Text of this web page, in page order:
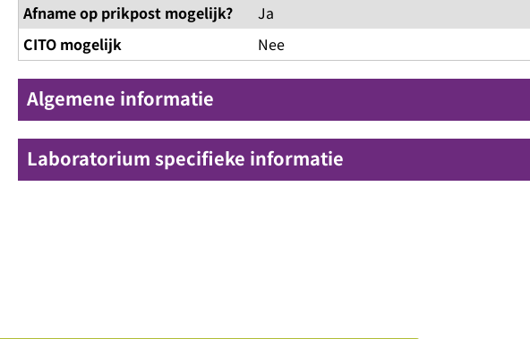
Afname op prikpost mogelijk?
Ja
CITO mogelijk
Nee
Algemene informatie
Laboratorium specifieke informatie